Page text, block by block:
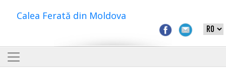
Calea Ferată din Moldova